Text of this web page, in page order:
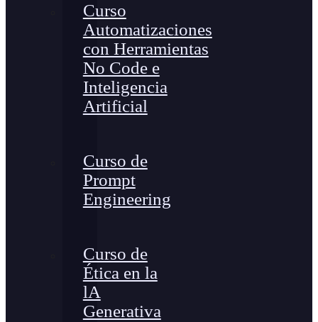
Curso
Automatizaciones
con Herramientas
No Code e
Inteligencia
Artificial
Curso de
Prompt
Engineering
Curso de
Ética en la
lA
Generativa